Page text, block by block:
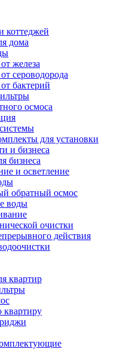
коттеджей
дома
железа
сероводорода
бактерий
осмоса
для установки
и бизнеса
бизнеса
и осветление
обратный осмос
воды
очистки
действия
квартир
квартиру